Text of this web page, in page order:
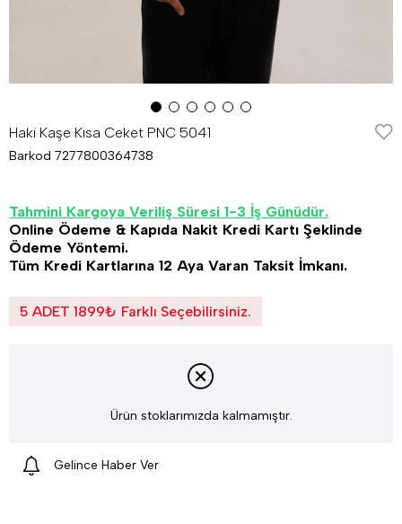
Haki Kaşe Kısa Ceket PNC 5041
Barkod 7277800364738
Tahmini Kargoya Veriliş Süresi 1-3 İş Günüdür.
Online Ödeme & Kapıda Nakit Kredi Kartı Şeklinde
Ödeme Yöntemi.
Tüm Kredi Kartlarına 12 Aya Varan Taksit İmkanı.
5 ADET 1899₺ Farklı Seçebilirsiniz.
Ürün stoklarımızda kalmamıştır.
Gelince Haber Ver